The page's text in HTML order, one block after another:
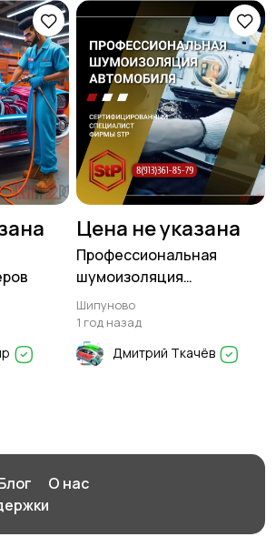
Цена не указана
Профессиональная
шумоизоляция
автомобиля фирмы STP в
Шипуново
Шипуново
1 год назад
Дмитрий Ткачёв
О нас